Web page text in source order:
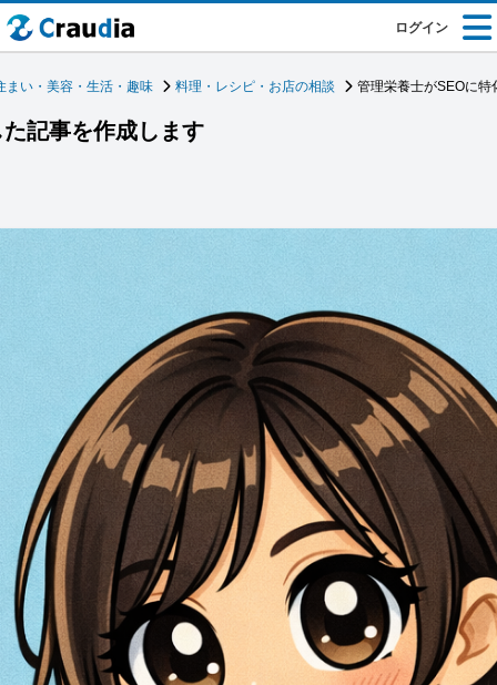
ログイン
まい・美容・生活・趣味 料理・レシピ・お店の相談 管理栄養士がSEOに
記事を作成します